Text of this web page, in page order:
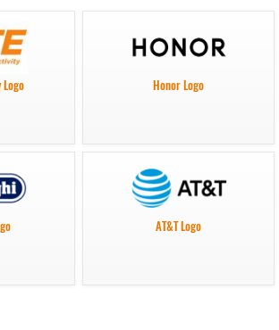
Logo Honor Logo
AT&T Logo